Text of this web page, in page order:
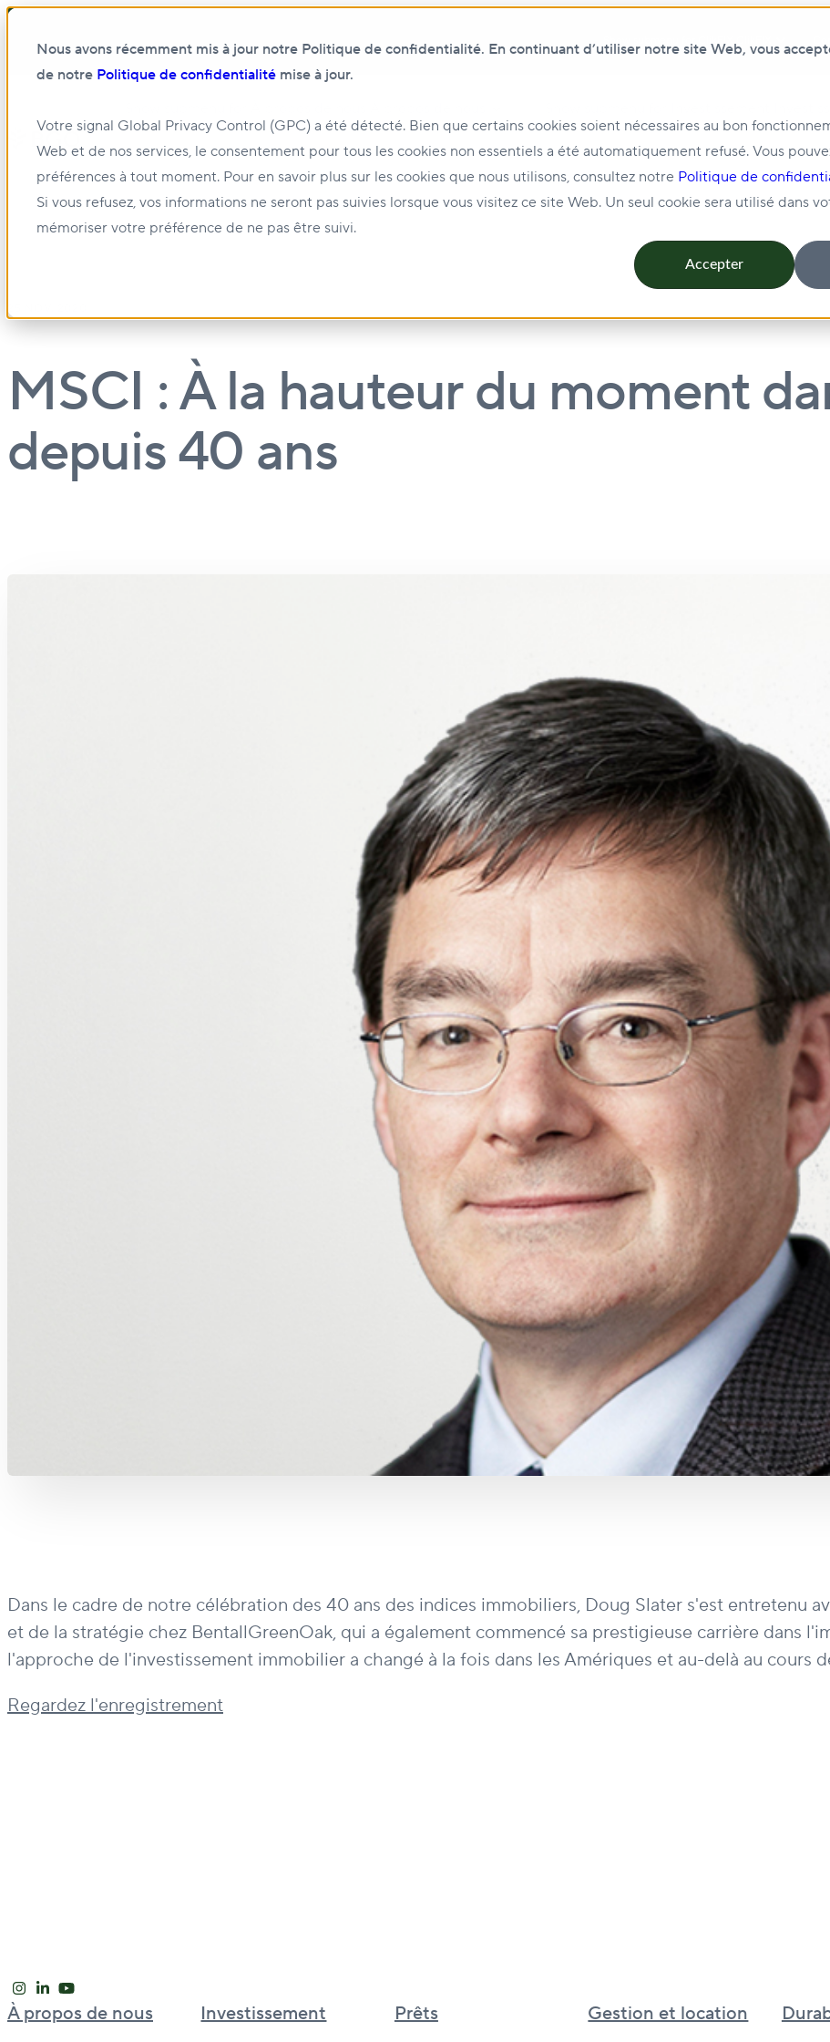
Nous avons récemment mis à jour notre Politique de confidentialité. En continuant d’utiliser notre site Web, vous
de notre Politique de confidentialité mise à jour.
Votre signal Global Privacy Control (GPC) a été détecté. Bien que certains cookies soient nécessaires au bon
Web et de nos services, le consentement pour tous les cookies non essentiels a été automatiquement refusé. Vous
préférences à tout moment. Pour en savoir plus sur les cookies que nous utilisons, consultez notre Politique de
Si vous refusez, vos informations ne seront pas suivies lorsque vous visitez ce site Web. Un seul cookie sera utilisé dans
mémoriser votre préférence de ne pas être suivi.
Accepter
Show submenu for ClikFIX ClikFIX
Show submenu for Gestion et location Gestion et location Show submenu for Durabilité Durabilité
MSCI : À la hauteur du moment
depuis 40 ans
Dans le cadre de notre célébration des 40 ans des indices immobiliers, Doug Slater s'est entretenu
et de la stratégie chez BentallGreenOak, qui a également commencé sa prestigieuse carrière dans
l'approche de l'investissement immobilier a changé à la fois dans les Amériques et au-delà au cours
Regardez l'enregistrement
À propos de nous Investissement Prêts Gestion et location